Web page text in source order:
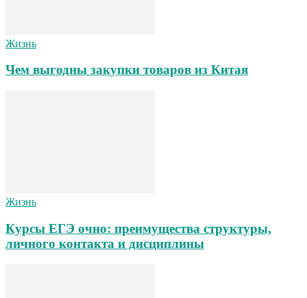
Жизнь
Чем выгодны закупки товаров из Китая
Жизнь
Курсы ЕГЭ очно: преимущества структуры,
личного контакта и дисциплины